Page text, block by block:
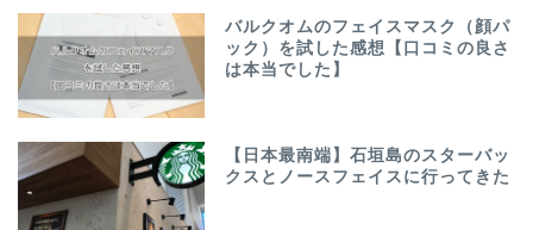
バルクオムのフェイスマスク（顔パ
ック）を試した感想【口コミの良さ
は本当でした】
【日本最南端】石垣島のスターバッ
クスとノースフェイスに行ってきた